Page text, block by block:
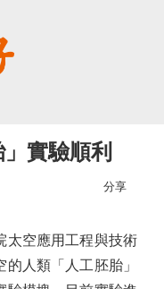
實驗順利
分享
空應用工程與技術
人類「人工胚胎」